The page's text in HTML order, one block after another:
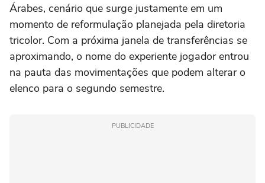
Árabes, cenário que surge justamente em um
momento de reformulação planejada pela diretoria
tricolor. Com a próxima janela de transferências se
aproximando, o nome do experiente jogador entrou
na pauta das movimentações que podem alterar o
elenco para o segundo semestre.
PUBLICIDADE